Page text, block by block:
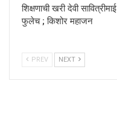
शिक्षणाची खरी देवी सावित्रीमाई
फुलेच ; किशोर महाजन
PREV NEXT